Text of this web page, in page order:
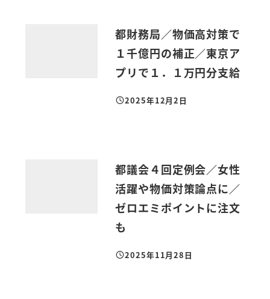
都財務局／物価高対策で
１千億円の補正／東京ア
プリで１．１万円分支給
投稿日
2025年12月2日
都議会４回定例会／女性
活躍や物価対策論点に／
ゼロエミポイントに注文
も
投稿日
2025年11月28日